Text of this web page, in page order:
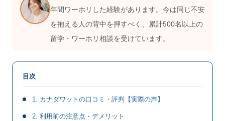
年間ワーホリした経験があります。今は同じ不安
を抱える人の背中を押すべく、累計500名以上の
留学・ワーホリ相談を受けています。
目次
1. カナダワットの口コミ・評判【実際の声】
2. 利用前の注意点・デメリット